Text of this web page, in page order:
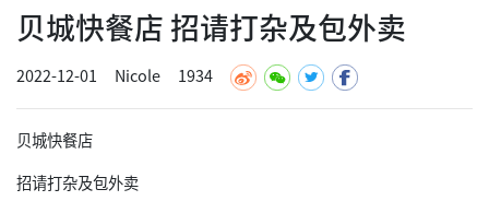
贝城快餐店 招请打杂及包外卖
2022-12-01 Nicole 1934
贝城快餐店
招请打杂及包外卖